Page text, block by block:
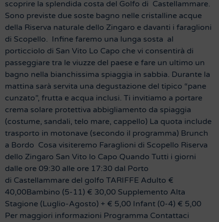
scoprire la splendida costa del Golfo di Castellammare.
Sono previste due soste bagno nelle cristalline acque
della Riserva naturale dello Zingaro e davanti i faraglioni
di Scopello. Infine faremo una lunga sosta al
porticciolo di San Vito Lo Capo che vi consentirà di
passeggiare tra le viuzze del paese e fare un ultimo un
bagno nella bianchissima spiaggia in sabbia. Durante la
mattina sarà servita una degustazione del tipico “pane
cunzato”, frutta e acqua inclusi. Ti invitiamo a portare
crema solare protettiva abbigliamento da spiaggia
(costume, sandali, telo mare, cappello) La quota include
trasporto in motonave (secondo il programma) Brunch
a Bordo Cosa visiteremo Faraglioni di Scopello Riserva
dello Zingaro San Vito lo Capo Quando Tutti i giorni
dalle ore 09:30 alle ore 17:30 dal Porto
di Castellammare del golfo TARIFFE Adulto €
40,00Bambino (5-11) € 30,00 Supplemento Alta
Stagione (Luglio-Agosto) + € 5,00 Infant (0-4) € 5,00
Per maggiori informazioni Programma Contattaci